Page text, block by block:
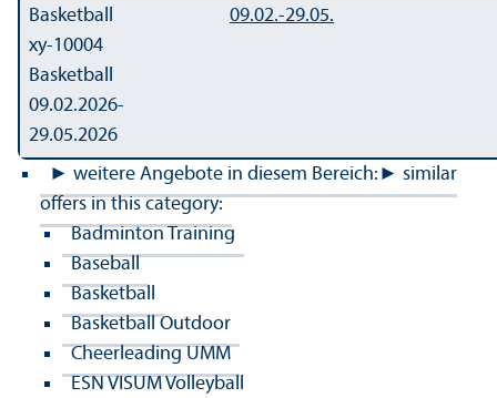
Basketball
xy-10004
Basketball
09.02.2026-
29.05.2026
09.02.-29.05.
► weitere Angebote in diesem Bereich: ► similar
offers in this category:
Badminton Training
Baseball
Basketball
Basketball Outdoor
Cheerleading UMM
ESN VISUM Volleyball